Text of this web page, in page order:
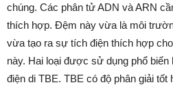
chúng. Các phân tử ADN và ARN
thích hợp. Đệm này vừa là môi
vừa tạo ra sự tích điện thích hợp
này. Hai loại được sử dụng phổ biến
điện di TBE. TBE có độ phân giải